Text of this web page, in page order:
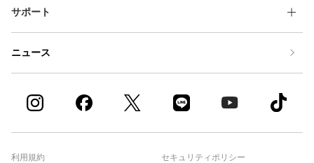
サポート
ニュース
利用規約
セキュリティポリシー